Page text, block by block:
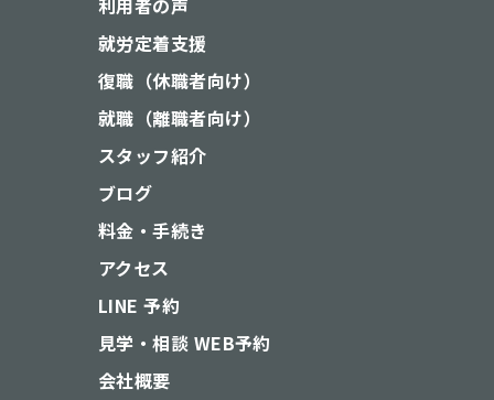
利用者の声
就労定着支援
復職（休職者向け）
就職（離職者向け）
スタッフ紹介
ブログ
料金・手続き
アクセス
LINE 予約
見学・相談 WEB予約
会社概要